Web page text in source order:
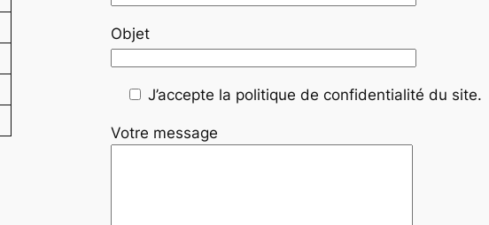
Objet
J’accepte la politique de confidentialité du site.
Votre message